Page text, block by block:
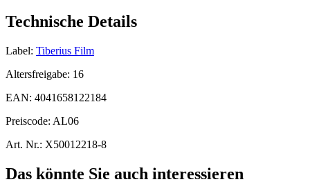
Technische Details
Label: Tiberius Film
Altersfreigabe: 16
EAN: 4041658122184
Preiscode: AL06
Art. Nr.: X50012218-8
Das könnte Sie auch interessieren